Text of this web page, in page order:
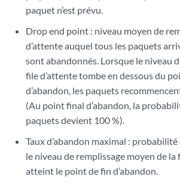
paquet n’est prévu.
Drop end point : niveau moyen de
d’attente auquel tous les paquets
sont abandonnés. Lorsque le niveau
file d’attente tombe en dessous du
d’abandon, les paquets
(Au point final d’abandon, la
paquets devient 100 %).
Taux d’abandon maximal :
le niveau de remplissage moyen de la
atteint le point de fin d’abandon.